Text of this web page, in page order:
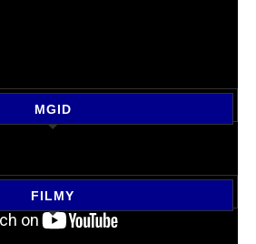
MGID
FILMY